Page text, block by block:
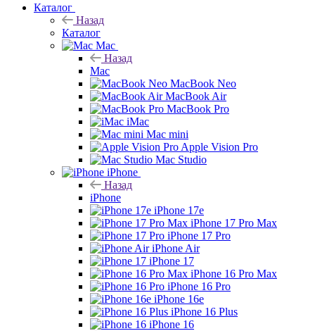
Каталог
Назад
Каталог
Mac
Назад
Mac
MacBook Neo
MacBook Air
MacBook Pro
iMac
Mac mini
Apple Vision Pro
Mac Studio
iPhone
Назад
iPhone
iPhone 17e
iPhone 17 Pro Max
iPhone 17 Pro
iPhone Air
iPhone 17
iPhone 16 Pro Max
iPhone 16 Pro
iPhone 16e
iPhone 16 Plus
iPhone 16